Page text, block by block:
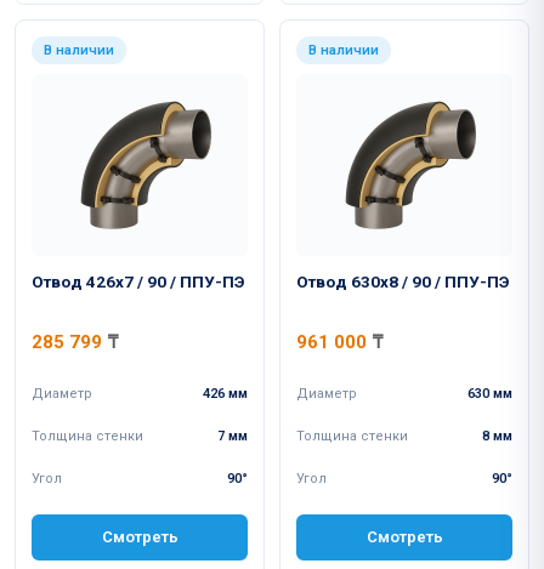
В наличии
Отвод 426x7 / 90 / ППУ-ПЭ
285 799 ₸
Диаметр 426 мм
Толщина стенки 7 мм
Угол 90°
Смотреть
В наличии
Отвод 630x8 / 90 / ППУ-ПЭ
961 000 ₸
Диаметр 630 мм
Толщина стенки 8 мм
Угол 90°
Смотреть